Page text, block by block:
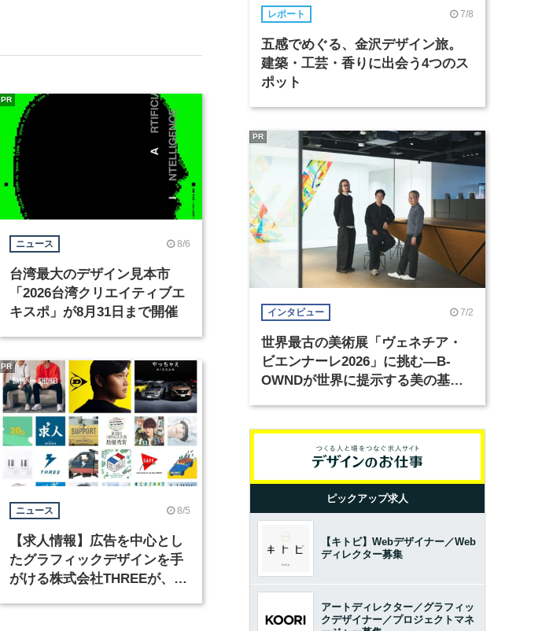
ニュース 8/6
台湾最大のデザイン見本市
「2026台湾クリエイティブエ
キスポ」が8月31日まで開催
PR
ニュース 8/5
【求人情報】広告を中心とし
たグラフィックデザインを手
がける株式会社THREEが、グ
PR
レポート 7/8
五感でめぐる、金沢デザイン旅。
建築・工芸・香りに出会う4つのス
ポット
インタビュー 7/2
世界最古の美術展「ヴェネチア・
ビエンナーレ2026」に挑む―B-
OWNDが世界に提示する美の基準
PR
ピックアップ求人
【キトビ】Webデザイナー／Web
ディレクター募集
アートディレクター／グラフィッ
クデザイナー／プロジェクトマネ